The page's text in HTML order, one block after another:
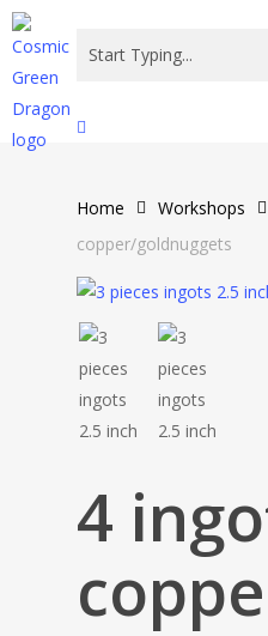
Skip
to
main
content
Close
Home Workshops
copper/goldnuggets
4